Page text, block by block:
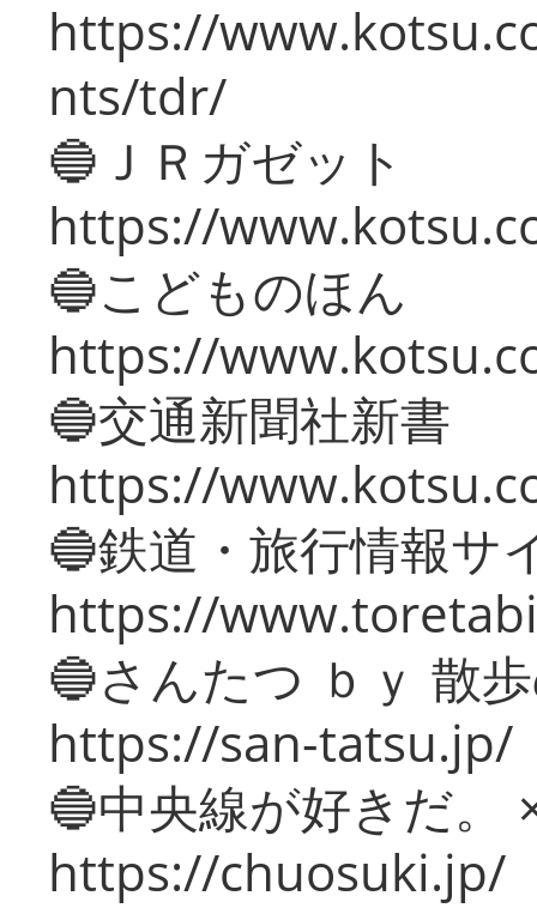
https://
nts/tdr/
🔵ＪＲガゼット
https://
🔵こどものほん
https://
🔵交通新聞社新書
https://
🔵鉄道・旅行情報サ
https://
🔵さんたつ ｂｙ 散
https://san-tatsu.jp/
🔵中央線が好きだ。
https://chuosuki.jp/